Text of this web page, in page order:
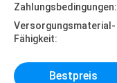
Zahlungsbedingungen:
Versorgungsmaterial-
Fähigkeit:
Bestpreis